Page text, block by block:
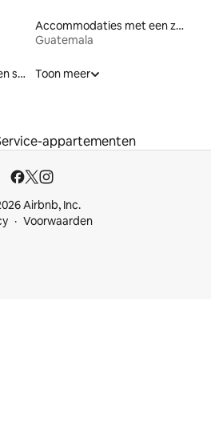
Accommodaties met een zwembad
Guatemala
Accommodaties nabij een strand
Toon meer
appartementen
Airbnb, Inc.
Voorwaarden